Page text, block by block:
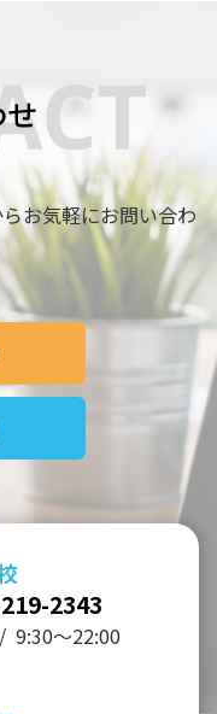
お気軽にお問い合わ
2343
9:30～22:00